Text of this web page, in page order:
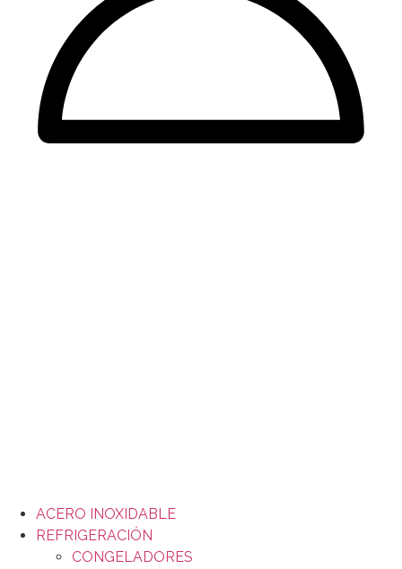
ACERO INOXIDABLE
REFRIGERACIÓN
CONGELADORES